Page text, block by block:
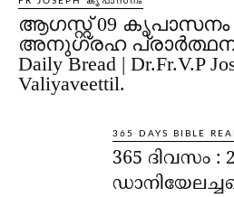
ആഗസ്റ്റ് 09
അനുഗ്രഹ പ്രാർത്ഥന |
Daily Bread | Dr.Fr.V.P
Valiyaveettil.
365 DAYS BIBLE
365 ദിവസം :